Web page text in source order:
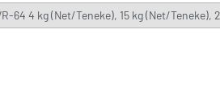
64 4 kg (Net/Teneke), 15 kg (Net/